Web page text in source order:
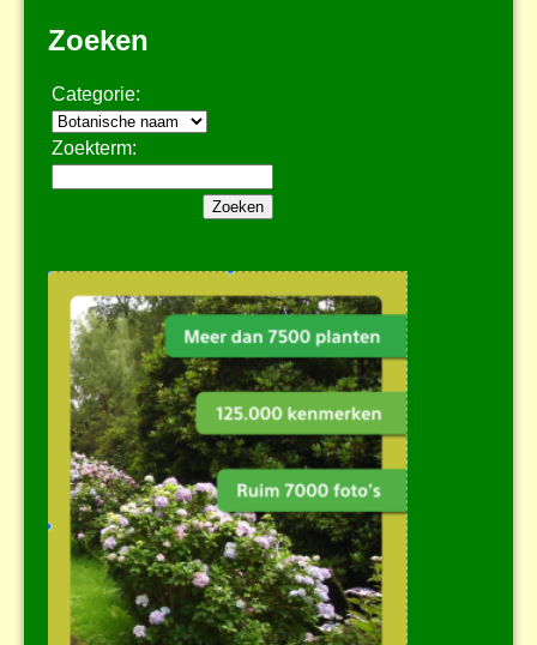
Zoeken
Categorie:
Zoekterm: